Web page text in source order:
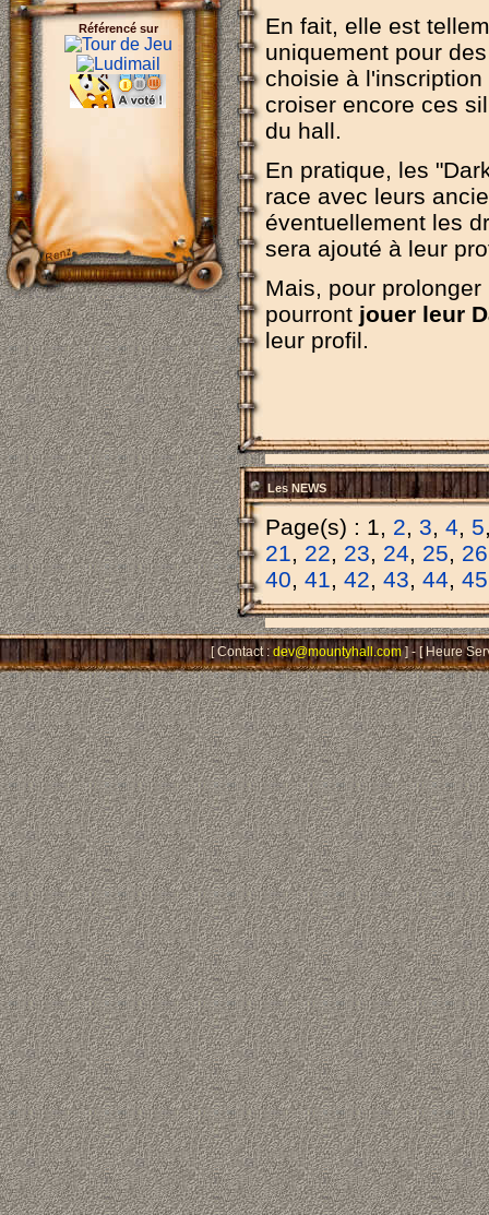
Référencé sur
En fait, elle est
uniquement pour des
choisie à
croiser encore ces
du hall.
En pratique, les
race avec leurs
éventuellement les
sera ajouté à leur
Mais, pour
pourront jouer leur
leur profil.
Les NEWS
Page(s) : 1, 2, 3, 4, 5
21, 22, 23, 24, 25, 26
40, 41, 42, 43, 44, 45
[ Contact :dev@mountyhall.com] - [ Heure